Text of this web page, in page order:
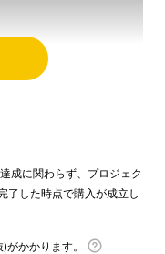
成に関わらず、プロジェク
了した時点で購入が成立し
がかかります。